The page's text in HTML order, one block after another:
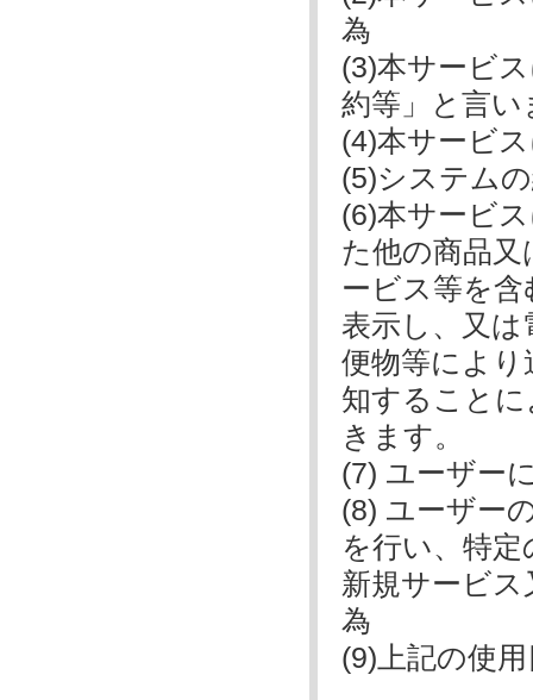
為
(3)本サービ
約等」と言
(4)本サービ
(5)システム
(6)本サービ
た他の商品
ービス等を
表示し、又
便物等によ
知すること
きます。
(7) ユーザー
(8) ユーザー
を行い、特
新規サービ
為
(9)上記の使